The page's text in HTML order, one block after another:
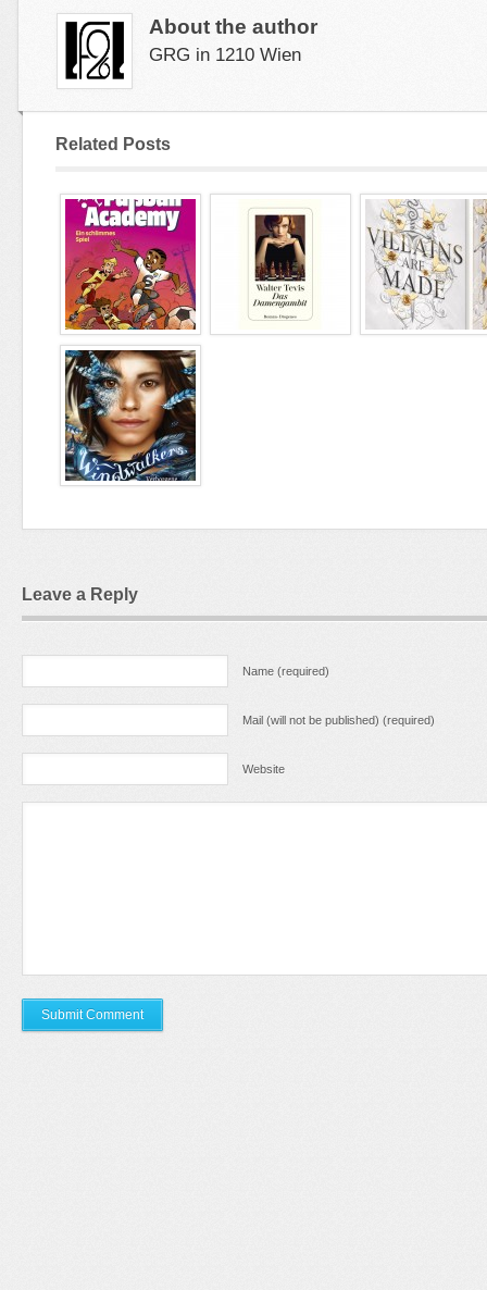
About the author
GRG in 1210 Wien
Related Posts
Leave a Reply
Name (required)
Mail (will not be published) (required)
Website